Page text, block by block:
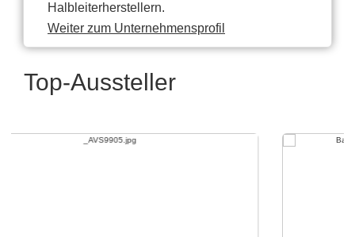
Halbleiterherstellern.
Weiter zum Unternehmensprofil
Top-Aussteller